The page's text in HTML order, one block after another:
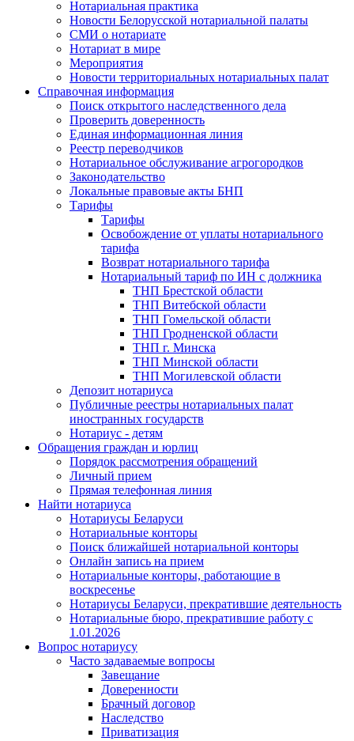
Нотариальная практика
Новости Белорусской нотариальной палаты
СМИ о нотариате
Нотариат в мире
Мероприятия
Новости территориальных нотариальных палат
Справочная информация
Поиск открытого наследственного дела
Проверить доверенность
Единая информационная линия
Реестр переводчиков
Нотариальное обслуживание агрогородков
Законодательство
Локальные правовые акты БНП
Тарифы
Тарифы
Освобождение от уплаты нотариального
тарифа
Возврат нотариального тарифа
Нотариальный тариф по ИН с должника
ТНП Брестской области
ТНП Витебской области
ТНП Гомельской области
ТНП Гродненской области
ТНП г. Минска
ТНП Минской области
ТНП Могилевской области
Депозит нотариуса
Публичные реестры нотариальных палат
иностранных государств
Нотариус - детям
Обращения граждан и юрлиц
Порядок рассмотрения обращений
Личный прием
Прямая телефонная линия
Найти нотариуса
Нотариусы Беларуси
Нотариальные конторы
Поиск ближайшей нотариальной конторы
Онлайн запись на прием
Нотариальные конторы, работающие в
воскресенье
Нотариусы Беларуси, прекратившие деятельность
Нотариальные бюро, прекратившие работу с
1.01.2026
Вопрос нотариусу
Часто задаваемые вопросы
Завещание
Доверенности
Брачный договор
Наследство
Приватизация